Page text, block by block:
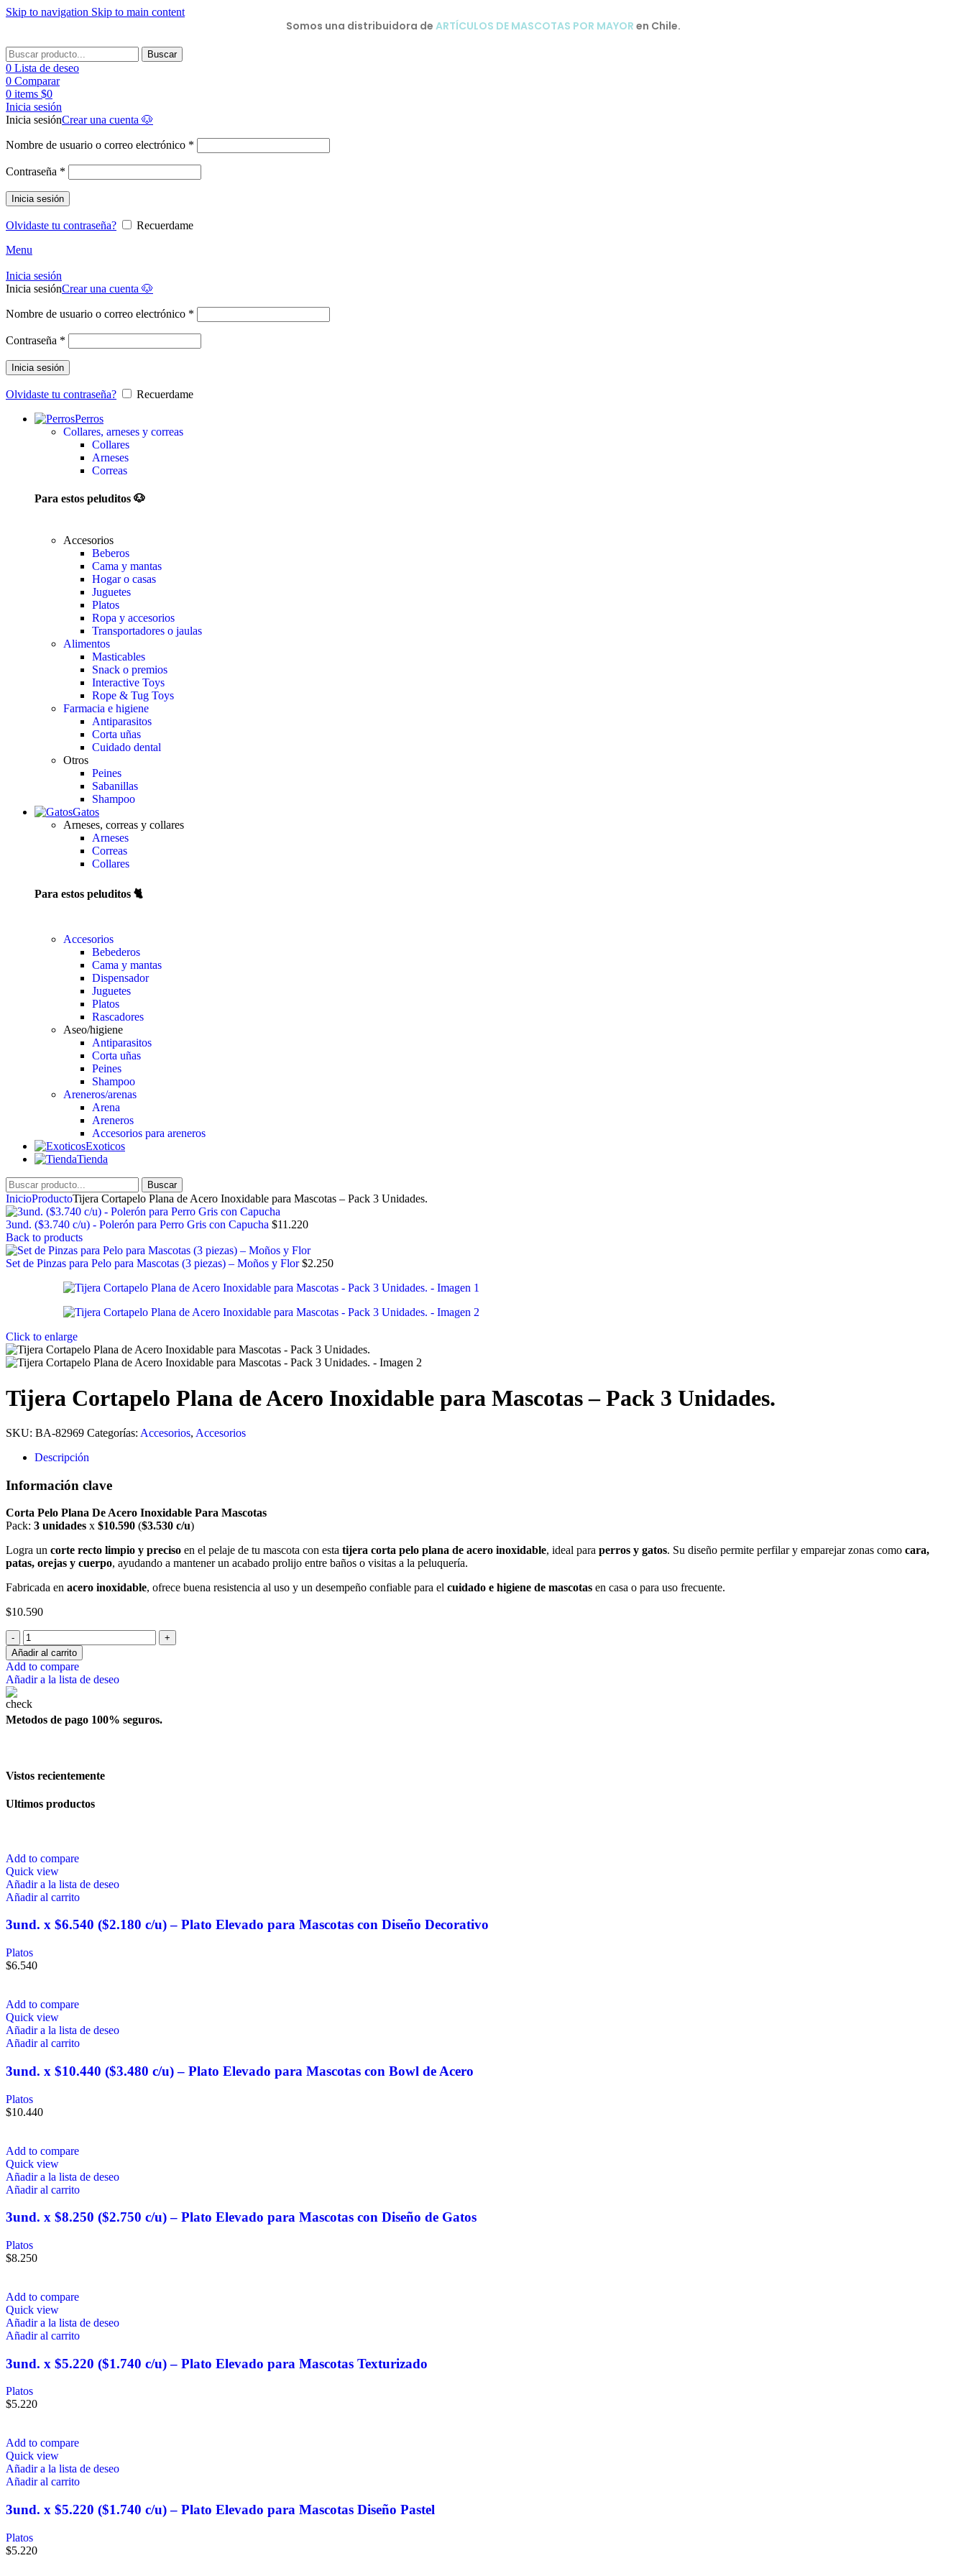
Skip to navigation Skip to main content
Somos una distribuidora de ARTÍCULOS DE MASCOTAS POR MAYOR en Chile.
Buscar
0 Lista de deseo
0 Comparar
0 items $0
Inicia sesión
Inicia sesiónCrear una cuenta 🐶
Nombre de usuario o correo electrónico *
Contraseña *
Inicia sesión
Olvidaste tu contraseña?
Recuerdame
Menu
Inicia sesión
Inicia sesiónCrear una cuenta 🐶
Nombre de usuario o correo electrónico *
Contraseña *
Inicia sesión
Olvidaste tu contraseña?
Recuerdame
Perros
Collares, arneses y correas
Collares
Arneses
Correas
Para estos peluditos 🐶
Accesorios
Beberos
Cama y mantas
Hogar o casas
Juguetes
Platos
Ropa y accesorios
Transportadores o jaulas
Alimentos
Masticables
Snack o premios
Interactive Toys
Rope & Tug Toys
Farmacia e higiene
Antiparasitos
Corta uñas
Cuidado dental
Otros
Peines
Sabanillas
Shampoo
Gatos
Arneses, correas y collares
Arneses
Correas
Collares
Para estos peluditos 🐈
Accesorios
Bebederos
Cama y mantas
Dispensador
Juguetes
Platos
Rascadores
Aseo/higiene
Antiparasitos
Corta uñas
Peines
Shampoo
Areneros/arenas
Arena
Areneros
Accesorios para areneros
Exoticos
Tienda
Buscar
InicioProductoTijera Cortapelo Plana de Acero Inoxidable para Mascotas – Pack 3 Unidades.
3und. ($3.740 c/u) - Polerón para Perro Gris con Capucha $11.220
Back to products
Set de Pinzas para Pelo para Mascotas (3 piezas) – Moños y Flor$2.250
Click to enlarge
Tijera Cortapelo Plana de Acero Inoxidable para Mascotas – Pack 3 Unidades.
SKU: BA-82969 Categorías: Accesorios, Accesorios
Descripción
Información clave
Corta Pelo Plana De Acero Inoxidable Para Mascotas
Pack: 3 unidades x $10.590 ($3.530 c/u)
Logra un corte recto limpio y preciso en el pelaje de tu mascota con esta tijera corta pelo plana de acero inoxidable, ideal para perros y gatos. Su diseño permite perfilar y emparejar zonas como cara,
patas, orejas y cuerpo, ayudando a mantener un acabado prolijo entre baños o visitas a la peluquería.
Fabricada en acero inoxidable, ofrece buena resistencia al uso y un desempeño confiable para el cuidado e higiene de mascotas en casa o para uso frecuente.
$10.590
Añadir al carrito
Add to compare
Añadir a la lista de deseo
Metodos de pago 100% seguros.
Vistos recientemente
Ultimos productos
Add to compare
Quick view
Añadir a la lista de deseo
Añadir al carrito
3und. x $6.540 ($2.180 c/u) – Plato Elevado para Mascotas con Diseño Decorativo
Platos
$6.540
Add to compare
Quick view
Añadir a la lista de deseo
Añadir al carrito
3und. x $10.440 ($3.480 c/u) – Plato Elevado para Mascotas con Bowl de Acero
Platos
$10.440
Add to compare
Quick view
Añadir a la lista de deseo
Añadir al carrito
3und. x $8.250 ($2.750 c/u) – Plato Elevado para Mascotas con Diseño de Gatos
Platos
$8.250
Add to compare
Quick view
Añadir a la lista de deseo
Añadir al carrito
3und. x $5.220 ($1.740 c/u) – Plato Elevado para Mascotas Texturizado
Platos
$5.220
Add to compare
Quick view
Añadir a la lista de deseo
Añadir al carrito
3und. x $5.220 ($1.740 c/u) – Plato Elevado para Mascotas Diseño Pastel
Platos
$5.220